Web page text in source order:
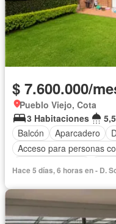
$ 7.600.000/
Pueblo Viejo, Cota
3 Habitaciones
Balcón
Aparcadero
Acceso para personas
Hace 5 días, 6 horas en - D.